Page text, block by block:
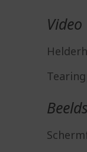
Video